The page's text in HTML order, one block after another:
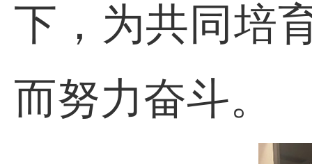
下，为共同培
而努力奋斗。